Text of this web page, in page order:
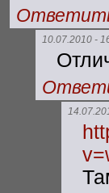
10.07.2010 -